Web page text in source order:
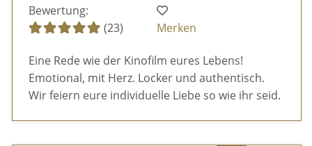
Bewertung:
(23)
Merken
Eine Rede wie der Kinofilm eures Lebens!
Emotional, mit Herz. Locker und authentisch.
Wir feiern eure individuelle Liebe so wie ihr seid.